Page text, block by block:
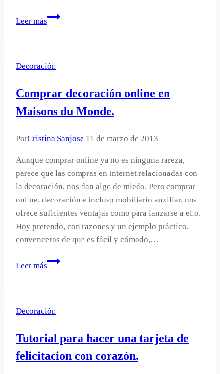
Leer más
Una
lunares
Decoración
Comprar decoración online en
Maisons du Monde.
PorCristina Sanjose 11 de marzo de 2013
Aunque comprar online ya no es ninguna rareza,
parece que las compras en Internet relacionadas con
la decoración, nos dan algo de miedo. Pero comprar
online, decoración e incluso mobiliario auxiliar, nos
ofrece suficientes ventajas como para lanzarse a ello.
Hoy pretendo, con razones y un ejemplo práctico,
convenceros de que es fácil y cómodo,…
Leer más
Comprar
Maisons
Monde.
Decoración
Tutorial para hacer una tarjeta de
felicitacion con corazón.